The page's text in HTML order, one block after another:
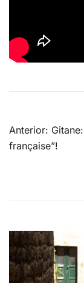
Navegação
de
Anterior:
française”!